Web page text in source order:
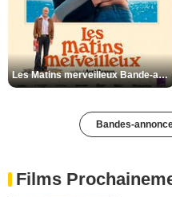
Les Matins merveilleux Bande-annonce VF
Bandes-
Films